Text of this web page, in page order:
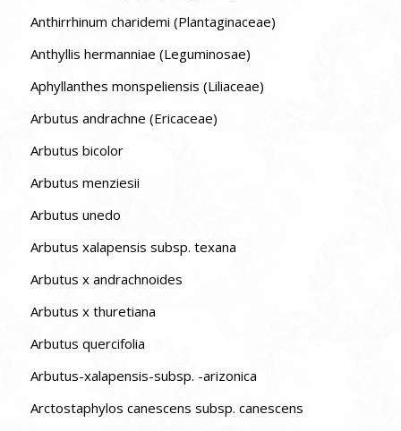
Anthirrhinum charidemi (Plantaginaceae)
Anthyllis hermanniae (Leguminosae)
Aphyllanthes monspeliensis (Liliaceae)
Arbutus andrachne (Ericaceae)
Arbutus bicolor
Arbutus menziesii
Arbutus unedo
Arbutus xalapensis subsp. texana
Arbutus x andrachnoides
Arbutus x thuretiana
Arbutus quercifolia
Arbutus-xalapensis-subsp. -arizonica
Arctostaphylos canescens subsp. canescens